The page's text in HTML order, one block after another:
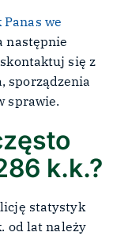
we
następnie
się z
sporządzenia
sprawie.
k.k.?
statystyk
od lat należy